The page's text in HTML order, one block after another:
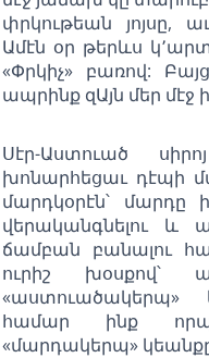
փրկութեան յոյսը,
Ամէն օր թերևս
«Փրկիչ» բառով:
ապրինք զԱյն մեր մէջ
Սէր-Աստուած
խոնարհեցաւ դէպի
մարդկօրէն՝
վերականգնելու և
ճամբան բանալու
ուրիշ խօսքով՝
«աստուածակերպ»
համար ինք
«մարդակերպ» կեանքը